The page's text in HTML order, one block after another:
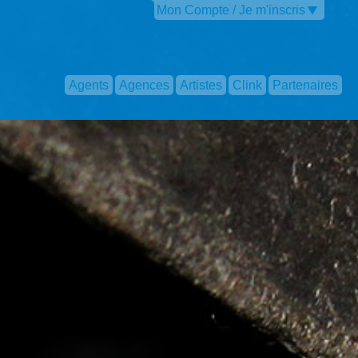
Mon Compte / Je m'inscris
Agents Agences Artistes Clink Partenaires